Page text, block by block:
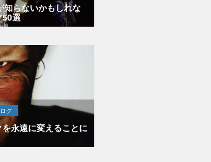
知らないかもしれな
50選
グ
永遠に変えることに